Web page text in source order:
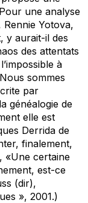
une analyse
Yotova,
y aurait-il des
des attentats
à
sommes
par
généalogie de
elle est
Derrida de
finalement,
«Une certaine
est-ce
(dir),
», 2001.)